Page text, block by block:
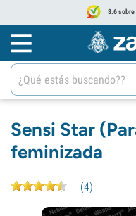
8.6
Sensi Star
feminizada
(4)